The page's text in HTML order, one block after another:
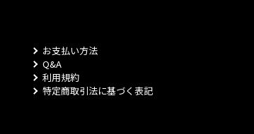
お支払い方法
Q&A
利用規約
特定商取引法に基づく表記